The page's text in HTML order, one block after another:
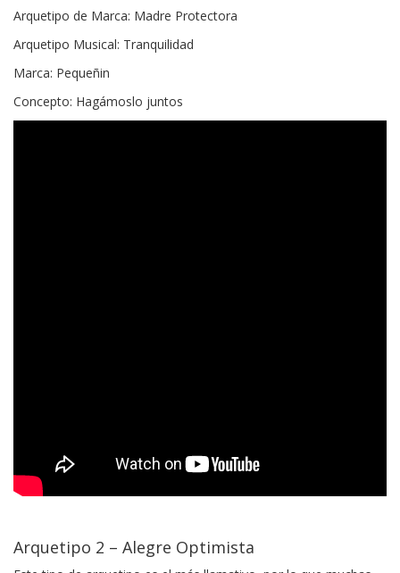
Arquetipo de Marca: Madre Protectora
Arquetipo Musical: Tranquilidad
Marca: Pequeñin
Concepto: Hagámoslo juntos
Arquetipo 2 – Alegre Optimista